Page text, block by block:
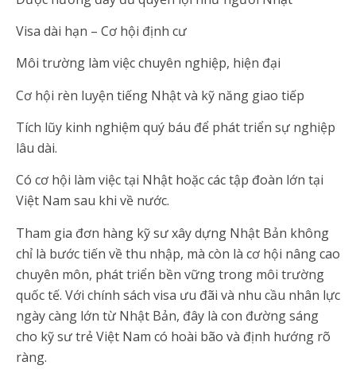
Visa dài hạn – Cơ hội định cư
Môi trường làm việc chuyên nghiệp, hiện đại
Cơ hội rèn luyện tiếng Nhật và kỹ năng giao tiếp
Tích lũy kinh nghiệm quý báu để phát triển sự nghiệp
lâu dài.
Có cơ hội làm việc tại Nhật hoặc các tập đoàn lớn tại
Việt Nam sau khi về nước.
Tham gia đơn hàng kỹ sư xây dựng Nhật Bản không
chỉ là bước tiến về thu nhập, mà còn là cơ hội nâng cao
chuyên môn, phát triển bền vững trong môi trường
quốc tế. Với chính sách visa ưu đãi và nhu cầu nhân lực
ngày càng lớn từ Nhật Bản, đây là con đường sáng
cho kỹ sư trẻ Việt Nam có hoài bão và định hướng rõ
ràng.